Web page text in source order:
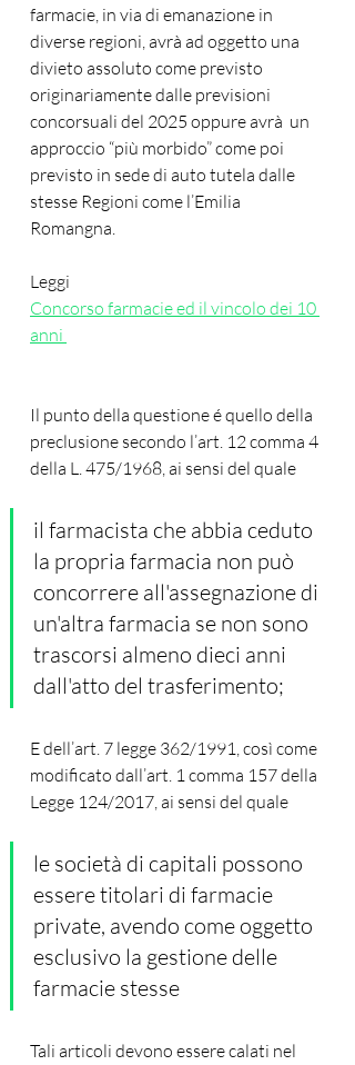
farmacie, in via di emanazione in
diverse regioni, avrà ad oggetto una
divieto assoluto come previsto
originariamente dalle previsioni
concorsuali del 2025 oppure avrà  un
approccio “più morbido” come poi
previsto in sede di auto tutela dalle
stesse Regioni come l’Emilia
Romangna.
Leggi
Concorso farmacie ed il vincolo dei 10
anni
Il punto della questione é quello della
preclusione secondo l’art. 12 comma 4
della L. 475/1968, ai sensi del quale
il farmacista che abbia ceduto
la propria farmacia non può
concorrere all'assegnazione di
un'altra farmacia se non sono
trascorsi almeno dieci anni
dall'atto del trasferimento;
E dell’art. 7 legge 362/1991, così come
modificato dall’art. 1 comma 157 della
Legge 124/2017, ai sensi del quale
le società di capitali possono
essere titolari di farmacie
private, avendo come oggetto
esclusivo la gestione delle
farmacie stesse
Tali articoli devono essere calati nel